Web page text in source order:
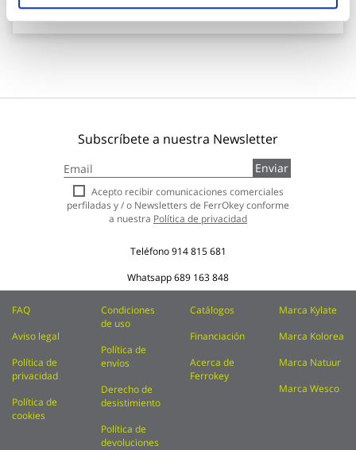
Añadir al carrito
Subscríbete a nuestra Newsletter
a
nuestro
boletín
de
Enviar
Acepto recibir comunicaciones comerciales
perfiladas y / o Newsletters de FerrOkey conforme
a nuestra Política de privacidad
Teléfono914 815 681
Whatsapp689 163 848
FAQ
Aviso legal
Política de
privacidad
Política de
cookies
Condiciones
de uso
Política de
envíos
Derecho de
desistimiento
Política de
devoluciones
Catálogos
Financiación
Acerca de
Ferrokey
Marca Kylate
Marca Kolorea
Marca Natuur
Marca Wesco